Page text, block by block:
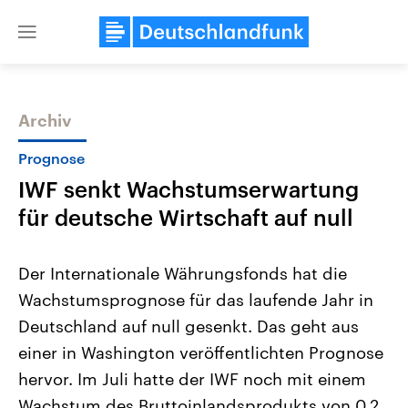
Close
Themen
Landtagswahl Sachsen-Anhalt
2026
Alle Informationen
Sachsen-Anhalt wählt am 6.
September 2026 einen neuen
Landtag. Seit 2021 wird das
Bundesland von einer Koalition aus
USA
Aktuelle Beiträge,
Hintergründe
Wirtschaftlich und
gehören die Vereinigten
den mächtigsten Ländern
mit großem Einfluss auf
Archiv
Prognose
IWF senkt Wachstumserwartung
für deutsche Wirtschaft auf null
Der Internationale Währungsfonds hat die
Wachstumsprognose für das laufende Jahr in
Deutschland auf null gesenkt. Das geht aus
einer in Washington veröffentlichten Prognose
hervor. Im Juli hatte der IWF noch mit einem